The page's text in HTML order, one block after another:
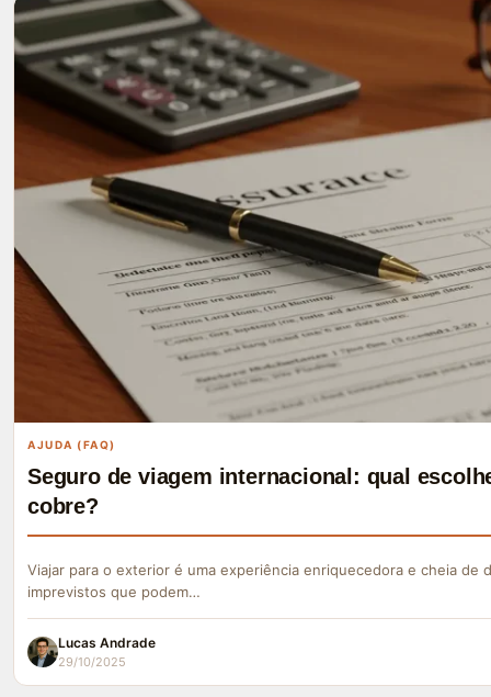
AJUDA (FAQ)
Seguro de viagem internacional: qual
cobre?
Viajar para o exterior é uma experiência enriquecedora e cheia de
imprevistos que podem…
Lucas Andrade
29/10/2025